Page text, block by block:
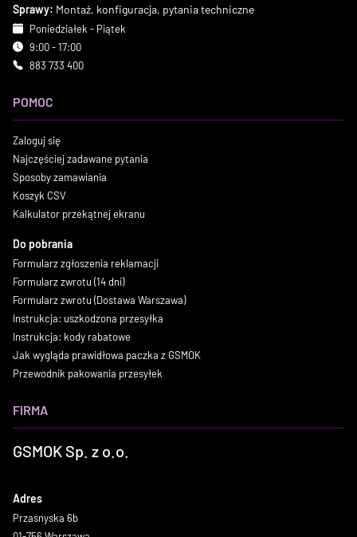
Sprawy: Montaż, konfiguracja, pytania techniczne
Poniedziałek - Piątek
9:00 - 17:00
883 733 400
POMOC
Zaloguj się
Najczęściej zadawane pytania
Sposoby zamawiania
Koszyk CSV
Kalkulator przekątnej ekranu
Do pobrania
Formularz zgłoszenia reklamacji
Formularz zwrotu (14 dni)
Formularz zwrotu (Dostawa Warszawa)
Instrukcja: uszkodzona przesyłka
Instrukcja: kody rabatowe
Jak wygląda prawidłowa paczka z GSMOK
Przewodnik pakowania przesyłek
FIRMA
GSMOK Sp. z o.o.
Adres
Przasnyska 6b